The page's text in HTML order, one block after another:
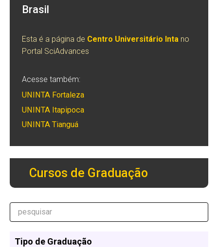
Brasil
Esta é a página de Centro Universitário Inta no
Portal SciAdvances
Acesse também:
UNINTA Fortaleza
UNINTA Itapipoca
UNINTA Tianguá
Cursos de Graduação
Tipo de Graduação